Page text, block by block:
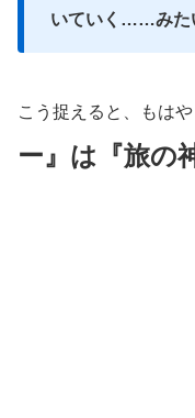
いていく……みた
こう捉えると、もはや
ー』は『旅の